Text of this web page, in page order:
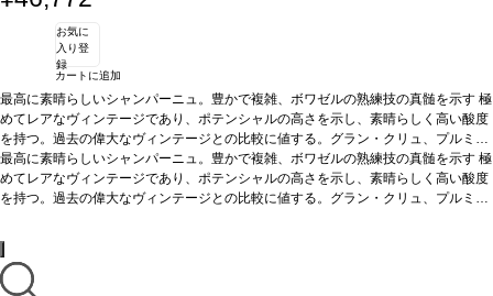
お気に
入り登
録
カートに追加
最高に素晴らしいシャンパーニュ。豊かで複雑、ボワゼルの熟練技の真髄を示す極
めてレアなヴィンテージであり、ポテンシャルの高さを示し、素晴らしく高い酸度
を持つ。過去の偉大なヴィンテージとの比較に値する。グラン・クリュ、プルミ
エ・クリュのヴィラージでとれた葡萄のみを使用しており、ジョワイヨ・ドゥ・フ
ランスのレンジが追求する複雑さと優雅さのポテンシャルを有する。シャルドネ
は、コート・ド・ブラン産、ピノ・ノワールは、モンターニュ・ドゥ・ランス産を
絶え間なく立ち上る。ブーケは複雑、初めはほのかな上品なアカシアやシナノキの
花の香りが立ち上り、蜂蜜のような、パイナップルのフルーティな含みへと広が
る。強いジンジャーブレッドとオレンジの皮の含みが強調される。ストレートでし
最高に素晴らしいシャンパーニュ。豊かで複雑、ボワゼルの熟練技の真髄を示す極
めてレアなヴィンテージであり、ポテンシャルの高さを示し、素晴らしく高い酸度
を持つ。過去の偉大なヴィンテージとの比較に値する。グラン・クリュ、プルミ
ランスのレンジが追求する複雑さと優雅さのポテンシャルを有する。シャルドネ
は、コート・ド・ブラン産、ピノ・ノワールは、モンターニュ・ドゥ・ランス産を
使用している。